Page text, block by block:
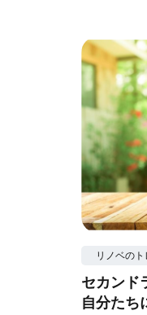
リノベのト
セカンド
自分たち